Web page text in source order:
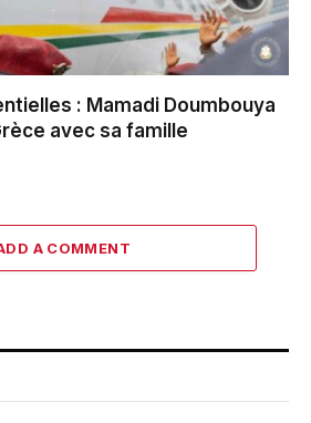
: Mamadi Doumbouya
avec sa famille
A COMMENT